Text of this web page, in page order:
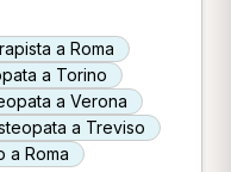
a Roma
a Torino
a Verona
a Treviso
a Roma